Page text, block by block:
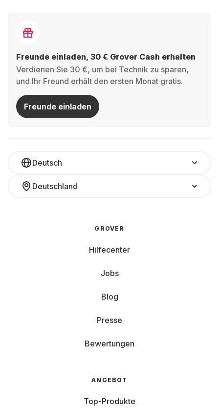
Freunde einladen, 30 € Grover Cash erhalten
Verdienen Sie 30 €, um bei Technik zu sparen,
und Ihr Freund erhält den ersten Monat gratis.
Freunde einladen
Deutsch
Deutschland
GROVER
Hilfecenter
Jobs
Blog
Presse
Bewertungen
ANGEBOT
Top-Produkte